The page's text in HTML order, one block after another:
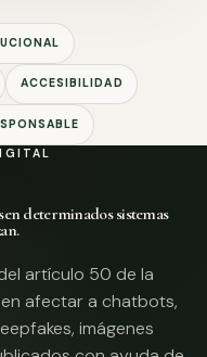
ACCESIBILIDAD
determinados sistemas
artículo 50 de la
afectar a chatbots,
imágenes